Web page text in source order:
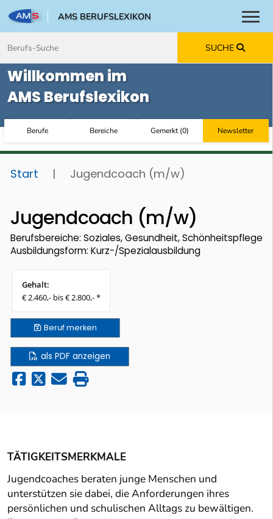
AMS BERUFSLEXIKON
SUCHE
Willkommen im
AMS Berufslexikon
Berufe Bereiche Gemerkt(0) Newsletter
Start | Jugendcoach (m/w)
Jugendcoach (m/w)
Berufsbereiche: Soziales, Gesundheit, Schönheitspflege
Ausbildungsform: Kurz-/Spezialausbildung
Gehalt:
€ 2.460,- bis € 2.800,- *
Berufmerken
als PDF anzeigen
TÄTIGKEITSMERKMALE
Jugendcoaches beraten junge Menschen und
unterstützen sie dabei, die Anforderungen ihres
persönlichen und schulischen Alltags zu bewältigen.